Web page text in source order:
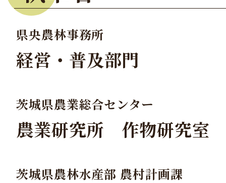
県央農林事務所
経営・普及部門
茨城県農業総合センター
農業研究所 作物研究室
茨城県農林水産部 農村計画課